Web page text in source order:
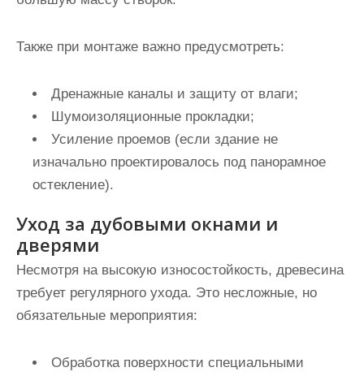
Также при монтаже важно предусмотреть:
Дренажные каналы и защиту от влаги;
Шумоизоляционные прокладки;
Усиление проемов (если здание не
изначально проектировалось под панорамное
остекление).
Уход за дубовыми окнами и
дверями
Несмотря на высокую износостойкость, древесина
требует регулярного ухода. Это несложные, но
обязательные мероприятия:
Обработка поверхности специальными